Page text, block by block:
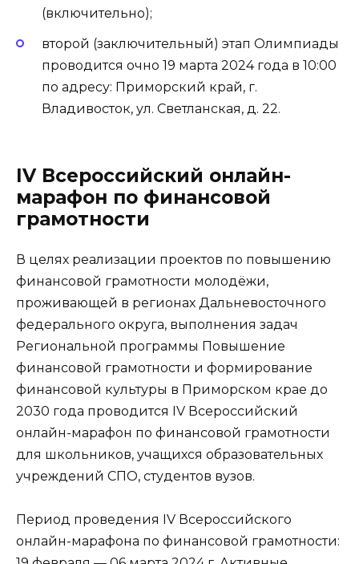
(включительно);
второй (заключительный) этап Олимпиады
проводится очно 19 марта 2024 года в 10:00
по адресу: Приморский край, г.
Владивосток, ул. Светланская, д. 22.
IV Всероссийский онлайн-
марафон по финансовой
грамотности
В целях реализации проектов по повышению
финансовой грамотности молодёжи,
проживающей в регионах Дальневосточного
федерального округа, выполнения задач
Региональной программы Повышение
финансовой грамотности и формирование
финансовой культуры в Приморском крае до
2030 года проводится IV Всероссийский
онлайн-марафон по финансовой грамотности
для школьников, учащихся образовательных
учреждений СПО, студентов вузов.
Период проведения IV Всероссийского
онлайн-марафона по финансовой грамотности: